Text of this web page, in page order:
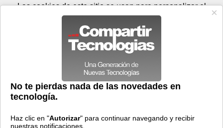
Prensa Videos
> soluciones junto
soluciones junto
2994 resultados Ordenar por fecha-Ordenar por pertinencia
Jueves 06 de agosto - 21:23 Registrar Conectar
Las cookies de este sitio se usan para personalizar el
contenido y los anuncios, para ofrecer funciones de medios
sociales y para analizar el tráfico. Además, compartimos
información sobre el uso que haga del sitio web con nuestros
partners de medios sociales, de publicidad y de análisis
web.
OK